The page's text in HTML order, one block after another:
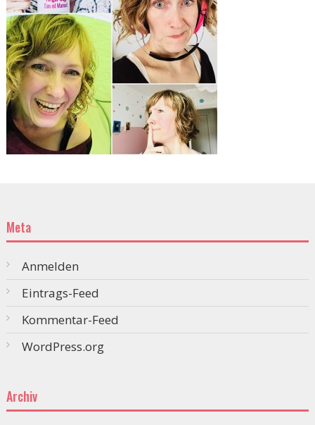
Meta
Anmelden
Eintrags-Feed
Kommentar-Feed
WordPress.org
Archiv